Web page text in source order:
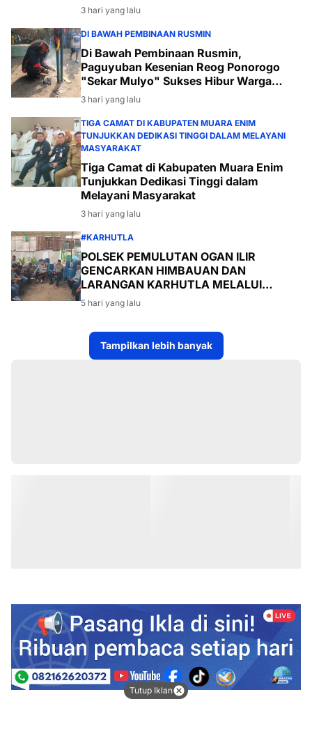
3 hari yang lalu
DI BAWAH PEMBINAAN RUSMIN
Di Bawah Pembinaan Rusmin,
Paguyuban Kesenian Reog Ponorogo
"Sekar Mulyo" Sukses Hibur Warga
Desa Payabakal
3 hari yang lalu
TIGA CAMAT DI KABUPATEN MUARA ENIM
TUNJUKKAN DEDIKASI TINGGI DALAM MELAYANI
MASYARAKAT
Tiga Camat di Kabupaten Muara Enim
Tunjukkan Dedikasi Tinggi dalam
Melayani Masyarakat
3 hari yang lalu
#KARHUTLA
POLSEK PEMULUTAN OGAN ILIR
GENCARKAN HIMBAUAN DAN
LARANGAN KARHUTLA MELALUI
PROGRAM TSKD (TOURING SAMBANG
KE DESA-DESA
5 hari yang lalu
Tampilkan lebih banyak
Tutup Iklan